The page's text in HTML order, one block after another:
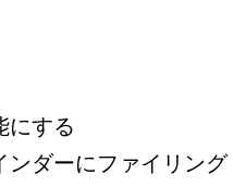
にする
ンダーにファイリング